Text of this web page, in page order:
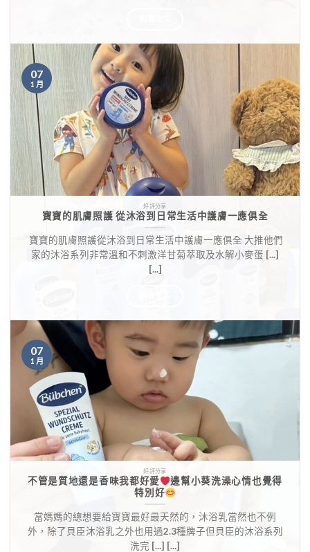
好評分享
寶寶的肌膚照護 從沐浴到日常生活中護膚一應俱全
​ 寶寶的肌膚照護從沐浴到日常生活中護膚一應俱全 ​​大推他們
家的沐浴系列非常溫和不刺激洋甘菊萃取及水解小麥蛋 [...]
[...]
07
1 月
好評分享
不管是質地還是香味我都好愛
邊幫小葵洗澡心情也覺得
特別好
當媽媽的總想要給寶寶最好最天然的，沐浴乳當然也不例
外，除了貝臣沐浴乳之外也用過2.3種牌子但貝臣的沐浴系列
洗完 [...] [...]
07
1 月